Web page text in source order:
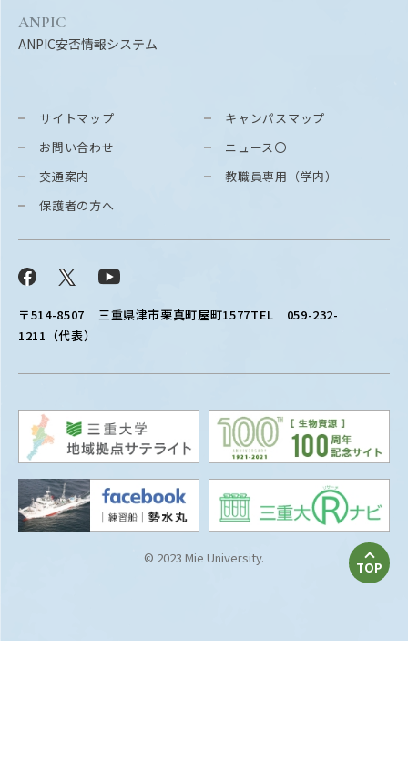
〒514-8507 三重県津市栗真町屋町1577TEL 059-232-
1211（代表）
サイトマップ
お問い合わせ
交通案内
保護者の方へ
Facebook
キャンパスマップ
ニュース〇
教職員専用（学内）
ANPIC
ANPIC安否情報システム
© 2023 Mie University.
TOP